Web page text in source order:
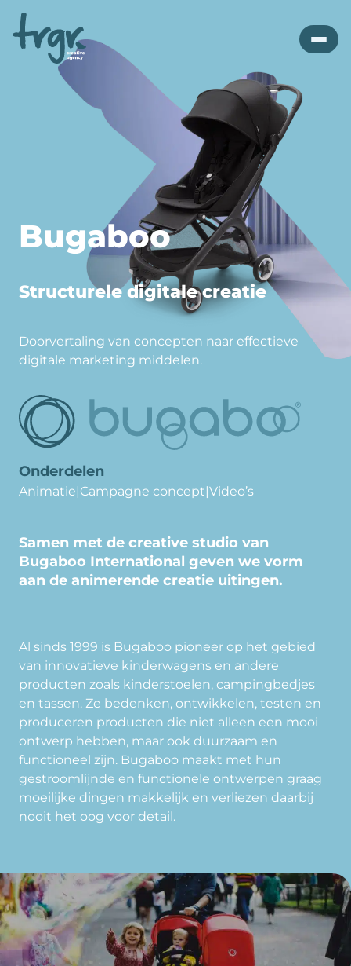
Bugaboo
Structurele digitale creatie
Doorvertaling van concepten naar effectieve
digitale marketing middelen.
Onderdelen
Animatie Campagne concept Video’s
Samen met de creative studio van
Bugaboo International geven we vorm
aan de animerende creatie uitingen.
Al sinds 1999 is Bugaboo pioneer op het gebied
van innovatieve kinderwagens en andere
producten zoals kinderstoelen, campingbedjes
en tassen. Ze bedenken, ontwikkelen, testen en
produceren producten die niet alleen een mooi
ontwerp hebben, maar ook duurzaam en
functioneel zijn. Bugaboo maakt met hun
gestroomlijnde en functionele ontwerpen graag
moeilijke dingen makkelijk en verliezen daarbij
nooit het oog voor detail.